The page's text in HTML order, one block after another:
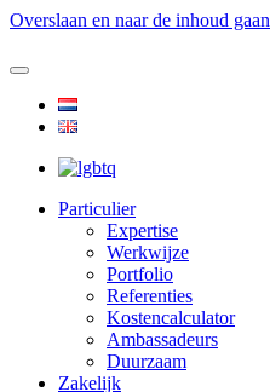
Overslaan en naar de inhoud gaan
Particulier
Expertise
Werkwijze
Portfolio
Referenties
Kostencalculator
Ambassadeurs
Duurzaam
Zakelijk